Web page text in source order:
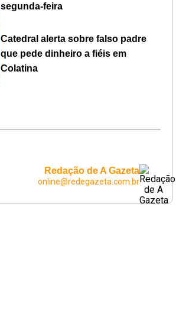
segunda-feira
Catedral alerta sobre falso padre
que pede dinheiro a fiéis em
Colatina
Redação de A Gazeta
online@redegazeta.com.br